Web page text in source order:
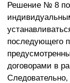
Решение № 8 по
последующего
договорами в